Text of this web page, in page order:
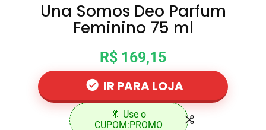
Una Somos Deo Parfum
Feminino 75 ml
R$ 169,15
IR PARA LOJA
🔖 Use o
CUPOM:PROMO